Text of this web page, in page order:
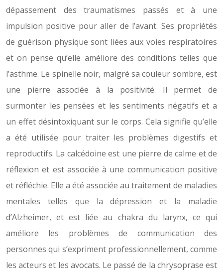
dépassement des traumatismes passés et à une
impulsion positive pour aller de l’avant. Ses propriétés
de guérison physique sont liées aux voies respiratoires
et on pense qu’elle améliore des conditions telles que
l’asthme. Le spinelle noir, malgré sa couleur sombre, est
une pierre associée à la positivité. Il permet de
surmonter les pensées et les sentiments négatifs et a
un effet désintoxiquant sur le corps. Cela signifie qu’elle
a été utilisée pour traiter les problèmes digestifs et
reproductifs. La calcédoine est une pierre de calme et de
réflexion et est associée à une communication positive
et réfléchie. Elle a été associée au traitement de maladies
mentales telles que la dépression et la maladie
d’Alzheimer, et est liée au chakra du larynx, ce qui
améliore les problèmes de communication des
personnes qui s’expriment professionnellement, comme
les acteurs et les avocats. Le passé de la chrysoprase est